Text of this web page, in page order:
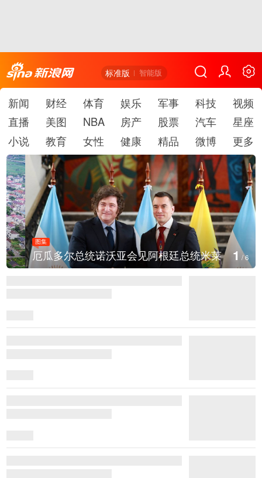
标准版 智能版
新闻 财经 体育 娱乐 军事 科技
视频
直播
美图 NBA 房产 股票 汽车
星座
小说
教育 女性 健康 精品 微博 更多
图集
厄瓜多尔总统诺沃亚会见阿根廷总统米莱 1/6